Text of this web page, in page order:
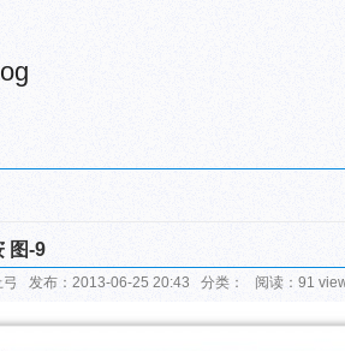
图-9
弓 发布：2013-06-25 20:43 分类： 阅读：91